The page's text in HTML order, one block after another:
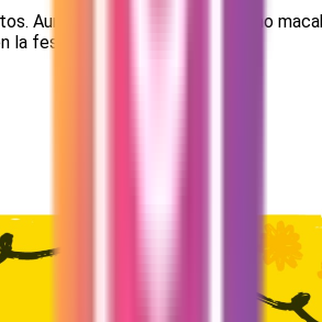
Aunque suelen percibirse como
la festividad.